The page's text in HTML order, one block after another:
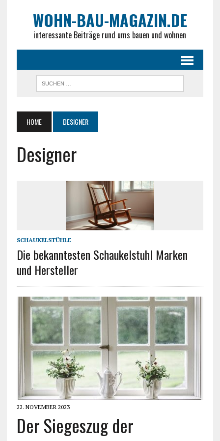
WOHN-BAU-MAGAZIN.DE
interessante Beiträge rund ums bauen und wohnen
HOME DESIGNER
Designer
SCHAUKELSTÜHLE
Die bekanntesten Schaukelstuhl Marken
und Hersteller
22. NOVEMBER 2023
Der Siegeszug der